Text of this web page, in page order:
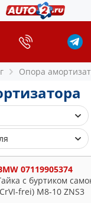
Опора
07119905374
с буртиком
frei) M8-10 ZNS3